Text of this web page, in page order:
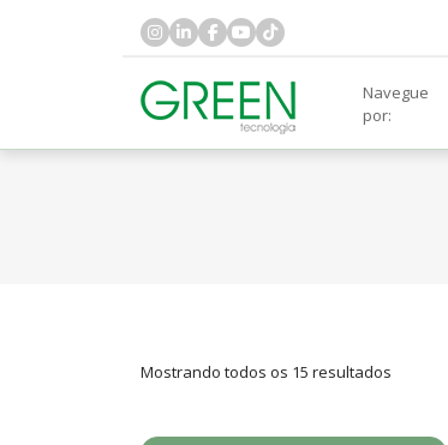
Navegue
por:
Mostrando todos os 15 resultados